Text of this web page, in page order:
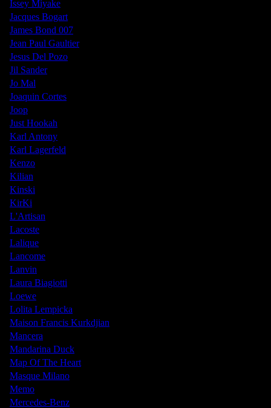
Issey Miyake
Jacques Bogart
James Bond 007
Jean Paul Gaultier
Jesus Del Pozo
Jil Sander
Jo Mal
Joaquin Cortes
Joop
Just Hookah
Karl Antony
Karl Lagerfeld
Kenzo
Kilian
Kinski
KirKi
L'Artisan
Lacoste
Lalique
Lancome
Lanvin
Laura Biagiotti
Loewe
Lolita Lempicka
Maison Francis Kurkdjian
Mancera
Mandarina Duck
Map Of The Heart
Masque Milano
Memo
Mercedes-Benz